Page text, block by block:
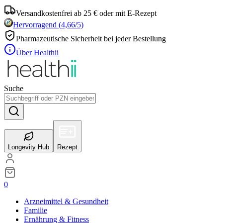
Versandkostenfrei ab 25 € oder mit E-Rezept
Hervorragend (4,66/5)
Pharmazeutische Sicherheit bei jeder Bestellung
Über Healthii
Suche
Longevity Hub Rezept
0
Arzneimittel & Gesundheit
Familie
Ernährung & Fitness